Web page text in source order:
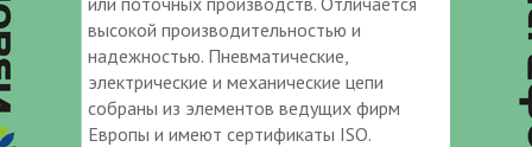
высокой производительностью и
надежностью. Пневматические,
электрические и механические цепи
собраны из элементов ведущих фирм
Европы и имеют сертификаты ISO.